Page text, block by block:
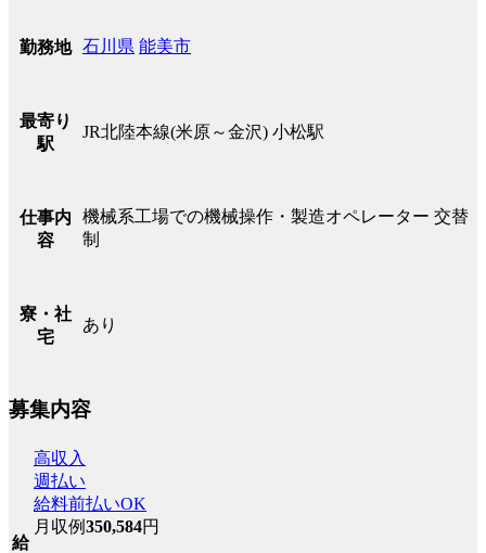
勤務地 石川県 能美市
最寄り
駅
JR北陸本線(米原～金沢) 小松駅
仕事内
容
機械系工場での機械操作・製造オペレーター 交替
制
寮・社
宅
あり
募集内容
給
高収入
週払い
給料前払いOK
月収例350,584円